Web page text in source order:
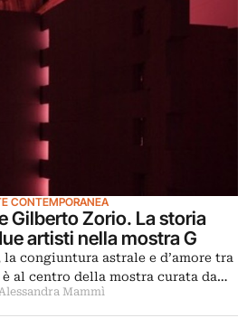
CONTEMPORANEA
Gilberto Zorio. La storia
artisti nella mostra G
congiuntura astrale e d’amore tra
al centro della mostra curata da…
Mammì